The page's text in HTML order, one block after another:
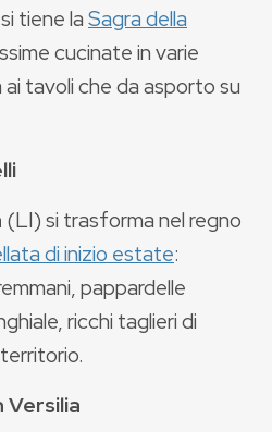
si tiene laSagra della
cucinate in varie
tavoli che da asporto su
(LI) si trasforma nel regno
di inizio estate:
pappardelle
ricchi taglieri di
Versilia